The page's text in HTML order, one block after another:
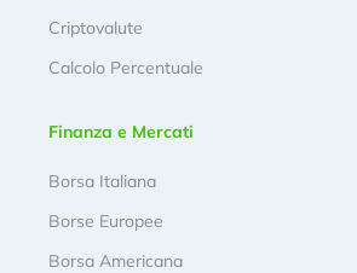
Criptovalute
Calcolo Percentuale
Finanza e Mercati
Borsa Italiana
Borse Europee
Borsa Americana